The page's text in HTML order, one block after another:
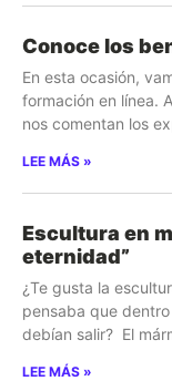
Conoce los
En esta ocasión,
formación en línea.
nos comentan los
LEE MÁS »
Escultura en
eternidad”
¿Te gusta la
pensaba que
debían salir? El
LEE MÁS »